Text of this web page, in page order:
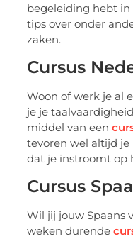
begeleiding hebt in
tips over onder
zaken.
Cursus
Woon of werk je al
je je
middel van een
tevoren wel altijd
dat je instroomt op
Cursus
Wil jij jouw Spaans
weken durende